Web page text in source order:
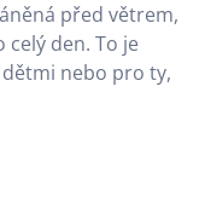
před větrem,
den. To je
nebo pro ty,